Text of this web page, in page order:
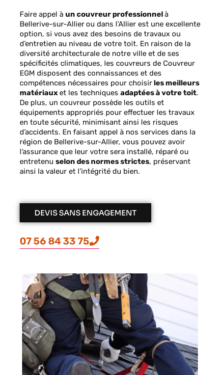
Faire appel à un couvreur professionnelà
Bellerive-sur-Allierou dans l’Allier est une excellente
option, si vous avez des besoins de travaux ou
d’entretien au niveau de votre toit. En raison de la
diversité architecturale de notre ville et de ses
spécificités climatiques, les couvreurs de Couvreur
EGM disposent des connaissances et des
compétences nécessaires pour choisirles meilleurs
matériauxet les techniques adaptées à votre toit.
De plus, un couvreur possède les outils et
équipements appropriés pour effectuer les travaux
en toute sécurité, minimisant ainsi les risques
d’accidents. En faisant appel à nos services dans la
région de Bellerive-sur-Allier, vous pouvez avoir
l’assurance que leur votre sera installé, réparé ou
entretenu selon des normes strictes, préservant
ainsi la valeur et l’intégrité du bien.
DEVIS SANS ENGAGEMENT
07 56 84 33 75